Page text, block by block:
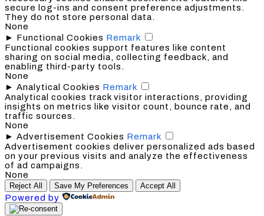
secure log-ins and consent preference adjustments.
They do not store personal data.
None
► Functional Cookies Remark
Functional cookies support features like content
sharing on social media, collecting feedback, and
enabling third-party tools.
None
► Analytical Cookies Remark
Analytical cookies track visitor interactions, providing
insights on metrics like visitor count, bounce rate, and
traffic sources.
None
► Advertisement Cookies Remark
Advertisement cookies deliver personalized ads based
on your previous visits and analyze the effectiveness
of ad campaigns.
None
Reject All Save My Preferences Accept All
Powered by